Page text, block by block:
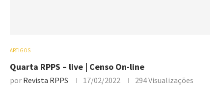
ARTIGOS
Quarta RPPS – live | Censo On-line
por Revista RPPS 17/02/2022 294Visualizações